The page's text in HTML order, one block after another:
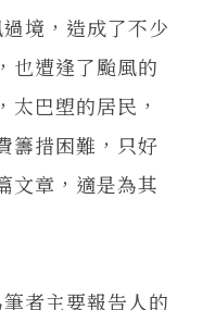
，造成了不少
也遭逢了颱風的
巴塱的居民，
籌措困難，只好
文章，適是為其
主要報告人的